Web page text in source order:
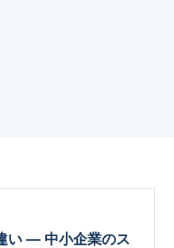
い ― 中小企業のス